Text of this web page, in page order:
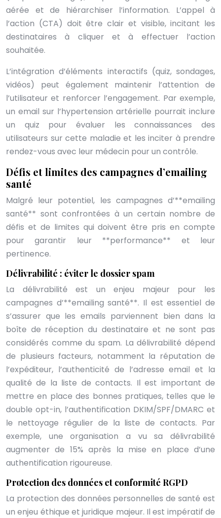
aérée et de hiérarchiser l’information. L’appel à
l’action (CTA) doit être clair et visible, incitant les
destinataires à cliquer et à effectuer l’action
souhaitée.
L’intégration d’éléments interactifs (quiz, sondages,
vidéos) peut également maintenir l’attention de
l’utilisateur et renforcer l’engagement. Par exemple,
un email sur l’hypertension artérielle pourrait inclure
un quiz pour évaluer les connaissances des
utilisateurs sur cette maladie et les inciter à prendre
rendez-vous avec leur médecin pour un contrôle.
Défis et limites des campagnes d’emailing
santé
Malgré leur potentiel, les campagnes d’**emailing
santé** sont confrontées à un certain nombre de
défis et de limites qui doivent être pris en compte
pour garantir leur **performance** et leur
pertinence.
Délivrabilité : éviter le dossier spam
La délivrabilité est un enjeu majeur pour les
campagnes d’**emailing santé**. Il est essentiel de
s’assurer que les emails parviennent bien dans la
boîte de réception du destinataire et ne sont pas
considérés comme du spam. La délivrabilité dépend
de plusieurs facteurs, notamment la réputation de
l’expéditeur, l’authenticité de l’adresse email et la
qualité de la liste de contacts. Il est important de
mettre en place des bonnes pratiques, telles que le
double opt-in, l’authentification DKIM/SPF/DMARC et
le nettoyage régulier de la liste de contacts. Par
exemple, une organisation a vu sa délivrabilité
augmenter de 15% après la mise en place d’une
authentification rigoureuse.
Protection des données et conformité RGPD
La protection des données personnelles de santé est
un enjeu éthique et juridique majeur. Il est impératif de